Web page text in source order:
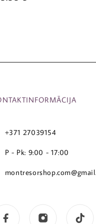
+371 27039154
P - Pk: 9:00 - 17:00